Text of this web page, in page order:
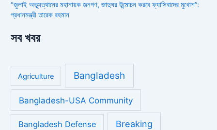
“জুলাই অভ্যুত্থানের মহানায়ক জনগণ, জাদুঘর উন্মোচন করবে ফ্যাসিবাদের মুখোশ”:
প্রধানমন্ত্রী তারেক রহমান
সব খবর
Agriculture Bangladesh
Bangladesh-USA Community
Bangladesh Defense Breaking